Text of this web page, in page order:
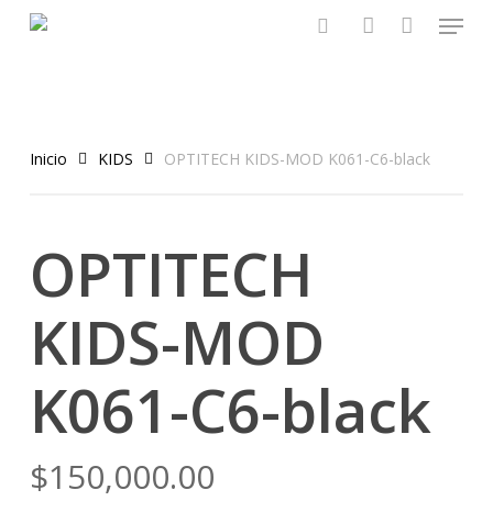
Menu
Inicio KIDS OPTITECH KIDS-MOD K061-C6-black
OPTITECH
KIDS-MOD
K061-C6-black
$150,000.00